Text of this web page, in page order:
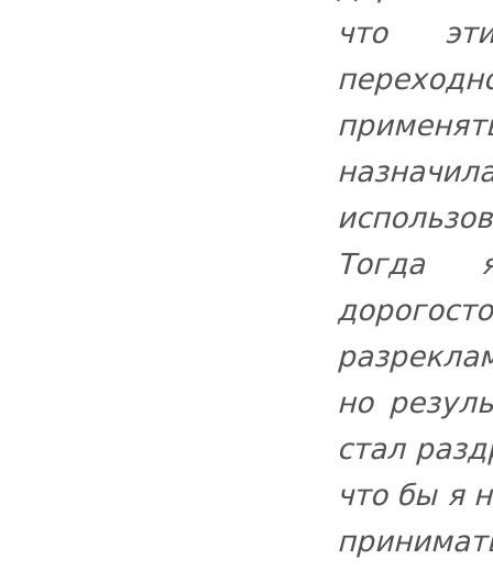
что
Тогда
но
стал
что бы я